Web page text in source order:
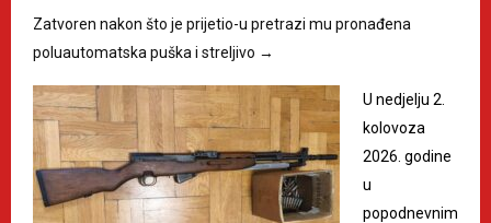
Zatvoren nakon što je prijetio-u pretrazi mu pronađena
poluautomatska puška i streljivo →
U nedjelju 2.
kolovoza
2026. godine
u
popodnevnim